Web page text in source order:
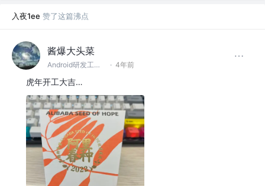
入夜1ee 赞了这篇沸点
酱爆大头菜
Android研发工程师 @阿里巴巴 · 4年前
虎年开工大吉…